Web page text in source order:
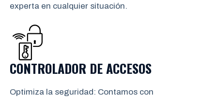
experta en cualquier situación.
CONTROLADOR DE ACCESOS
Optimiza la seguridad: Contamos con